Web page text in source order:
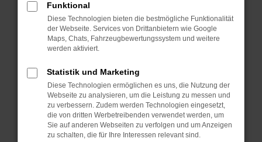
Das kann manchmal helfen,
vorübergehende Probleme zu beheben.
Stelle sicher, dass dein Browser und dein
sind.
Veraltete Software birgt nicht nur ein
Sicherheitsrisiko, sondern kann auch dazu
führen, dass bestimmte Funktionen nicht
mehr unterstützt werden.
Funktional
Diese Technologien bieten die bestmögliche Funktionalität
der Webseite. Services von Drittanbietern wie Google
Maps, Chats, Fahrzeugbewertungssystem und weitere
werden aktiviert.
Statistik und Marketing
Diese Technologien ermöglichen es uns, die Nutzung der
Webseite zu analysieren, um die Leistung zu messen und
zu verbessern. Zudem werden Technologien eingesetzt,
die von dritten Werbetreibenden verwendet werden, um
Sie auf anderen Webseiten zu verfolgen und um Anzeigen
zu schalten, die für Ihre Interessen relevant sind.